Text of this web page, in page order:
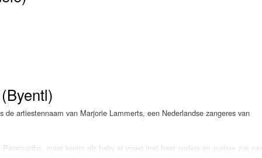
de artiestennaam van Marjorie Lammerts, een Nederlandse zangeres van
maar kwam als baby al vroeg met haar ouders en oudere zus